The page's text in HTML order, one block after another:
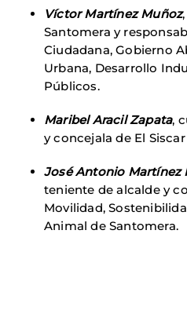
Víctor Martínez Muñoz
Santomera y
Ciudadana, Gobierno
Urbana, Desarrollo
Públicos.
Maribel Aracil Zapata,
y concejala de El
José Antonio Martínez
teniente de alcalde y
Movilidad,
Animal de Santomera.